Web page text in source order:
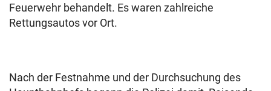
Feuerwehr behandelt. Es waren zahlreiche
Rettungsautos vor Ort.
Nach der Festnahme und der Durchsuchung des